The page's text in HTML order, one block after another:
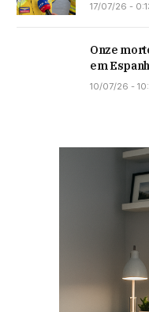
17/07/26 -
Onze
em
10/07/26 -